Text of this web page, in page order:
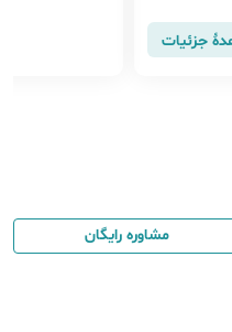
هنگام ت
و
جزئیات
مشاوره رایگان